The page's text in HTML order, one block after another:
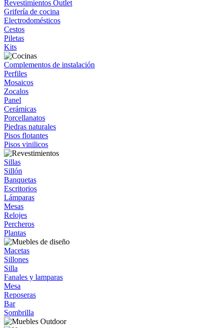
Revestimientos Outlet
Grifería de cocina
Electrodomésticos
Cestos
Piletas
Kits
Complementos de instalación
Perfiles
Mosaicos
Zocalos
Panel
Cerámicas
Porcellanatos
Piedras naturales
Pisos flotantes
Pisos vinilicos
Sillas
Sillón
Banquetas
Escritorios
Lámparas
Mesas
Relojes
Percheros
Plantas
Macetas
Sillones
Silla
Fanales y lamparas
Mesa
Reposeras
Bar
Sombrilla